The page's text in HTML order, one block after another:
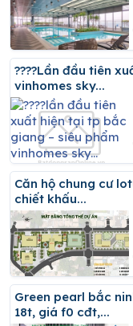
????lần đầu tiên xuất hiện tại tp bắc giang – siêu phẩm
vinhomes sky...
Căn hộ chung cư lotus 2 - green city bắc giang, giá cđt,
chiết khấu...
Green pearl bắc ninh nhận nhà đón tết, htls 0% trong
18t, giá f0 cđt,...